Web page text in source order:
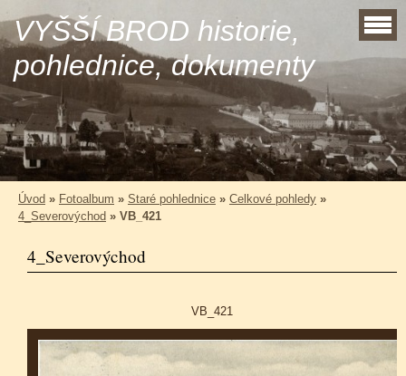
VYŠŠÍ BROD historie,
pohlednice, dokumenty
Úvod » Fotoalbum » Staré pohlednice » Celkové pohledy »
4_Severovýchod » VB_421
4_Severovýchod
VB_421